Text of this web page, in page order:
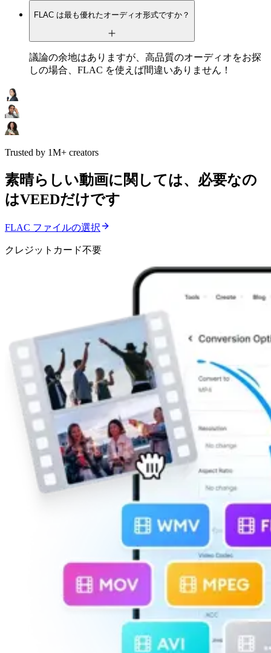
FLAC は最も優れたオーディオ形式ですか？
議論の余地はありますが、高品質のオーディオをお探
しの場合、FLAC を使えば間違いありません！
Trusted by 1M+ creators
素晴らしい動画に関しては、必要なの
はVEEDだけです
FLAC ファイルの選択
クレジットカード不要